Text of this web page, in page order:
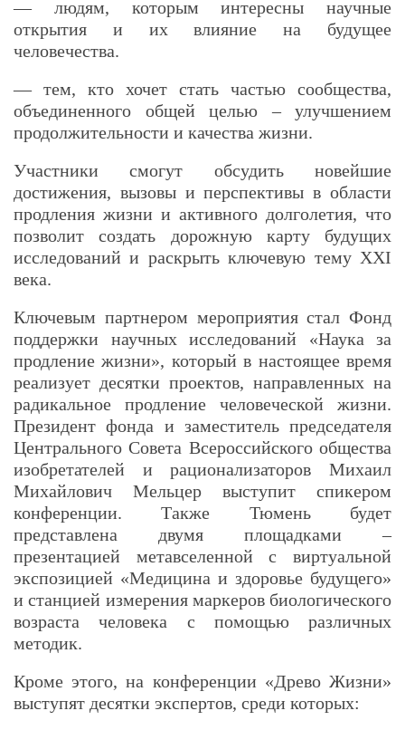
— людям, которым интересны научные
открытия и их влияние на будущее
человечества.
— тем, кто хочет стать частью сообщества,
объединенного общей целью – улучшением
продолжительности и качества жизни.
Участники смогут обсудить новейшие
достижения, вызовы и перспективы в области
продления жизни и активного долголетия, что
позволит создать дорожную карту будущих
исследований и раскрыть ключевую тему XXI
века.
Ключевым партнером мероприятия стал Фонд
поддержки научных исследований «Наука за
продление жизни», который в настоящее время
реализует десятки проектов, направленных на
радикальное продление человеческой жизни.
Президент фонда и заместитель председателя
Центрального Совета Всероссийского общества
изобретателей и рационализаторов Михаил
Михайлович Мельцер выступит спикером
конференции. Также Тюмень будет
представлена двумя площадками –
презентацией метавселенной с виртуальной
экспозицией «Медицина и здоровье будущего»
и станцией измерения маркеров биологического
возраста человека с помощью различных
методик.
Кроме этого, на конференции «Древо Жизни»
выступят десятки экспертов, среди которых: